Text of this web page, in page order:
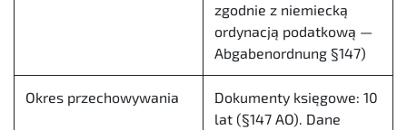
zgodnie z niemiecką
ordynacją podatkową —
Abgabenordnung §147)
Okres przechowywania
Dokumenty księgowe: 10
lat (§147 AO). Dane